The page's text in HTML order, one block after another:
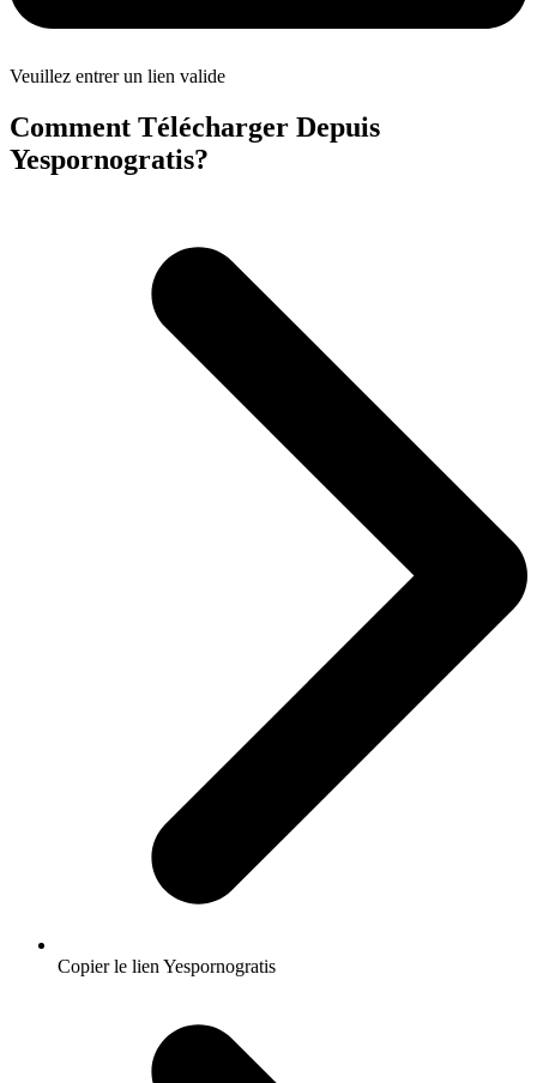
Veuillez entrer un lien valide
Comment Télécharger Depuis
Yespornogratis?
Copier le lien Yespornogratis